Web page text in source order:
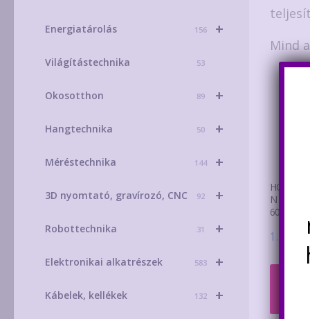
Mind
N
600V,
1.590
+
Energiatárolás 156
Világítástechnika 53
+
Okosotthon 89
+
Hangtechnika 50
+
Méréstechnika 144
+
3D nyomtató, gravírozó, CNC 92
+
Robottechnika 31
+
Elektronikai alkatrészek 583
+
Kábelek, kellékek 132